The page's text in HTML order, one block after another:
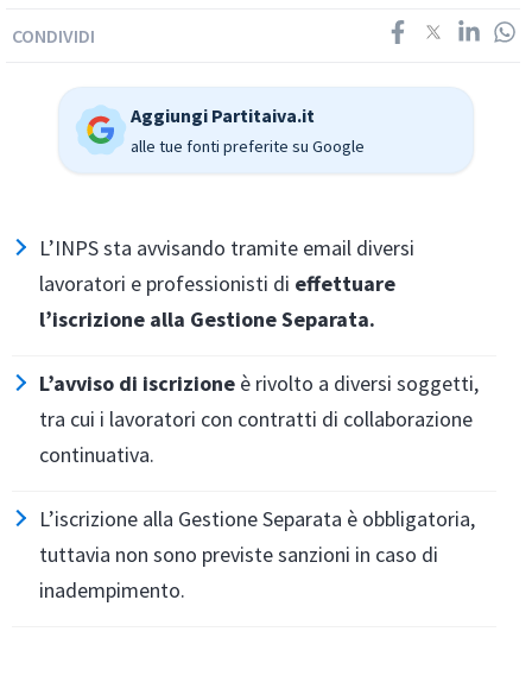
CONDIVIDI
Aggiungi Partitaiva.it
alle tue fonti preferite su Google
L’INPS sta avvisando tramite email diversi
lavoratori e professionisti di effettuare
l’iscrizione alla Gestione Separata.
L’avviso di iscrizione è rivolto a diversi soggetti,
tra cui i lavoratori con contratti di collaborazione
continuativa.
L’iscrizione alla Gestione Separata è obbligatoria,
tuttavia non sono previste sanzioni in caso di
inadempimento.